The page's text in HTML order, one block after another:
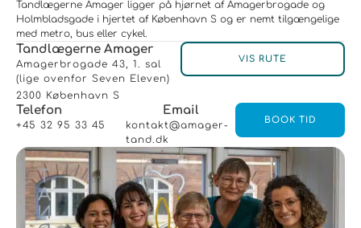
​​Tandlægerne Amager ligger på hjørnet af Amagerbrogade og
Holmbladsgade i hjertet af København S og er nemt tilgængelige
med metro, bus eller cykel.
Tandlægerne Amager
Amagerbrogade 43, 1. sal
(lige ovenfor Seven Eleven)
2300 København S
VIS RUTE
Telefon
+45 32 95 33 45
Email
kontakt@amager-
tand.dk
BOOK TID